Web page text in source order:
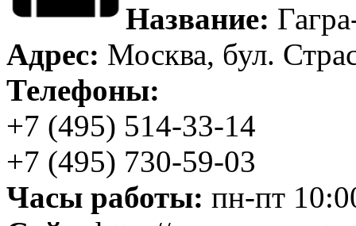
Название:
Адрес: Москва, бул.
Телефоны:
+7 (495) 514-33-14
+7 (495) 730-59-03
Часы работы: пн-пт